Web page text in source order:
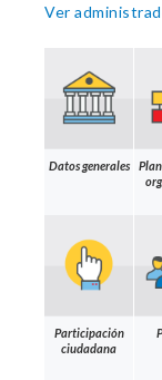
Ver
Datos generales
Participación
ciudadana